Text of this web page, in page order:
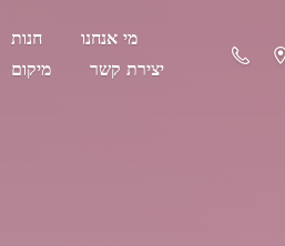
חנות
מי אנחנו
מיקום
יצירת קשר